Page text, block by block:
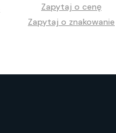
Zapytaj o cenę
Zapytaj o znakowanie